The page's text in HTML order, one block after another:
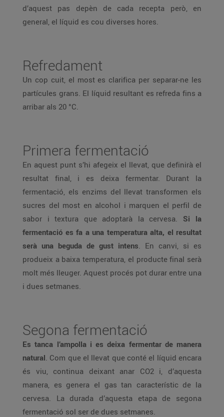
d’aquest pas depèn de cada recepta però, en
general, el líquid es cou diverses hores.
Refredament
Un cop cuit, el most es clarifica per separar-ne les
partícules grans. El líquid resultant es refreda fins a
arribar als 20 °C.
Primera fermentació
En aquest punt s’hi afegeix el llevat, que definirà el
resultat final, i es deixa fermentar. Durant la
fermentació, els enzims del llevat transformen els
sucres del most en alcohol i marquen el perfil de
sabor i textura que adoptarà la cervesa. Si la
fermentació es fa a una temperatura alta, el resultat
serà una beguda de gust intens. En canvi, si es
produeix a baixa temperatura, el producte final serà
molt més lleuger. Aquest procés pot durar entre una
i dues setmanes.
Segona fermentació
Es tanca l’ampolla i es deixa fermentar de manera
natural. Com que el llevat que conté el líquid encara
és viu, continua deixant anar CO2 i, d’aquesta
manera, es genera el gas tan característic de la
cervesa. La durada d’aquesta etapa de segona
fermentació sol ser de dues setmanes.